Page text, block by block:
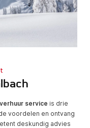
service is drie
voordelen en ontvang
deskundig advies